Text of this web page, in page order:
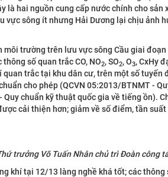
là hai nguồn cung cấp nước chính cho
vực sông ít nhưng Hải Dương lại chịu ảnh
môi trường trên lưu vực sông Cầu giai
số quan trắc CO, NO2, SO2, O3, CxHy
trắc tại khu dân cư, trên một số
cho phép (QCVN 05:2013/BTNMT -
Quy chuẩn kỹ thuật quốc gia về tiếng
cải thiện hơn; giảm về số điểm, tần
trưởng Võ Tuấn Nhân chủ trì Đoàn công
khí tại 12/13 làng nghề khá tốt; các thông